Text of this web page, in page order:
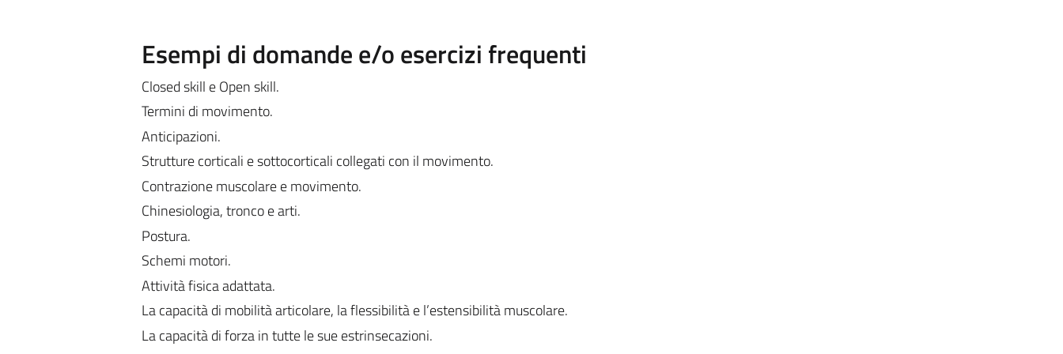
Esempi di domande e/o esercizi frequenti
Closed skill e Open skill.
Termini di movimento.
Anticipazioni.
Strutture corticali e sottocorticali collegati con il movimento.
Contrazione muscolare e movimento.
Chinesiologia, tronco e arti.
Postura.
Schemi motori.
Attività fisica adattata.
La capacità di mobilità articolare, la flessibilità e l’estensibilità muscolare.
La capacità di forza in tutte le sue estrinsecazioni.